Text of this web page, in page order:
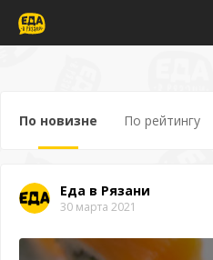
По новизне По рейтингу
Еда в Рязани
30 марта 2021